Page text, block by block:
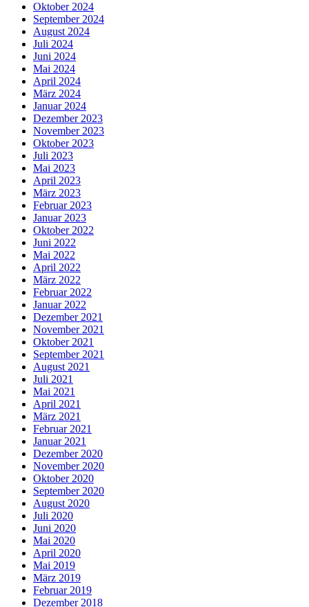
Oktober 2024
September 2024
August 2024
Juli 2024
Juni 2024
Mai 2024
April 2024
März 2024
Januar 2024
Dezember 2023
November 2023
Oktober 2023
Juli 2023
Mai 2023
April 2023
März 2023
Februar 2023
Januar 2023
Oktober 2022
Juni 2022
Mai 2022
April 2022
März 2022
Februar 2022
Januar 2022
Dezember 2021
November 2021
Oktober 2021
September 2021
August 2021
Juli 2021
Mai 2021
April 2021
März 2021
Februar 2021
Januar 2021
Dezember 2020
November 2020
Oktober 2020
September 2020
August 2020
Juli 2020
Juni 2020
Mai 2020
April 2020
Mai 2019
März 2019
Februar 2019
Dezember 2018